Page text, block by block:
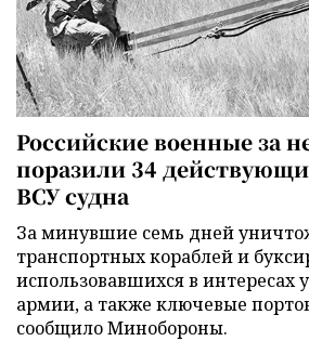
Российские военные за
поразили 34
ВСУ судна
За минувшие семь дней
транспортных кораблей и
использовавшихся в интересах
армии, а также ключевые
сообщило Минобороны.